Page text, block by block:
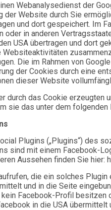
Webanalysedienst der
der Website durch Sie
und dort gespeichert.
oder in anderen
USA übertragen und dort
Die im Rahmen von
der Cookies durch eine
dieser Website
durch das Cookie
sie das unter dem
Plugins („Plugins“) des
sind mit einem Facebook-
Aussehen finden Sie
die ein solches
und in die Seite
Facebook-Profil
in die USA übermittelt